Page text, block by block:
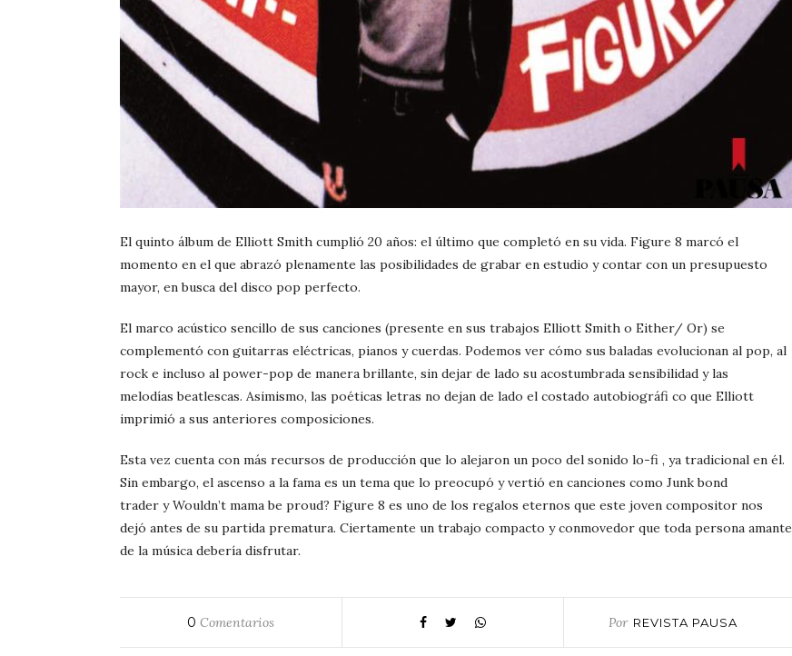
El quinto álbum de Elliott Smith cumplió 20 años: el último que completó en su vida. Figure 8 marcó el
momento en el que abrazó plenamente las posibilidades de grabar en estudio y contar con un presupuesto
mayor, en busca del disco pop perfecto.
El marco acústico sencillo de sus canciones (presente en sus trabajos Elliott Smith o Either/ Or) se
complementó con guitarras eléctricas, pianos y cuerdas. Podemos ver cómo sus baladas evolucionan al pop, al
rock e incluso al power-pop de manera brillante, sin dejar de lado su acostumbrada sensibilidad y las
melodías beatlescas. Asimismo, las poéticas letras no dejan de lado el costado autobiográfi co que Elliott
imprimió a sus anteriores composiciones.
Esta vez cuenta con más recursos de producción que lo alejaron un poco del sonido lo-fi , ya tradicional en él.
Sin embargo, el ascenso a la fama es un tema que lo preocupó y vertió en canciones como Junk bond
trader y Wouldn’t mama be proud? Figure 8 es uno de los regalos eternos que este joven compositor nos
dejó antes de su partida prematura. Ciertamente un trabajo compacto y conmovedor que toda persona amante
de la música debería disfrutar.
0 Comentarios Por REVISTA PAUSA